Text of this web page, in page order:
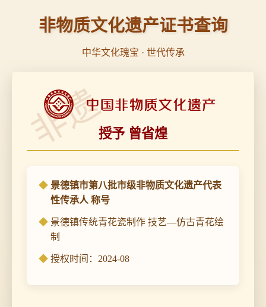
非物质文化遗产证书查询
中华文化瑰宝 · 世代传承
非遗授予 曾省煌
景德镇市第八批市级非物质文化遗产代表
性传承人 称号
景德镇传统青花瓷制作 技艺—仿古青花绘
制
授权时间：2024-08